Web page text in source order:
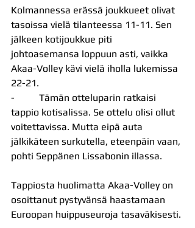
Kolmannessa erässä joukkueet olivat
tasoissa vielä tilanteessa 11-11. Sen
jälkeen kotijoukkue piti
johtoasemansa loppuun asti, vaikka
Akaa-Volley kävi vielä iholla lukemissa
22-21.
-          Tämän otteluparin ratkaisi
tappio kotisalissa. Se ottelu olisi ollut
voitettavissa. Mutta eipä auta
jälkikäteen surkutella, eteenpäin vaan,
pohti Seppänen Lissabonin illassa.
Tappiosta huolimatta Akaa-Volley on
osoittanut pystyvänsä haastamaan
Euroopan huippuseuroja tasaväkisesti.